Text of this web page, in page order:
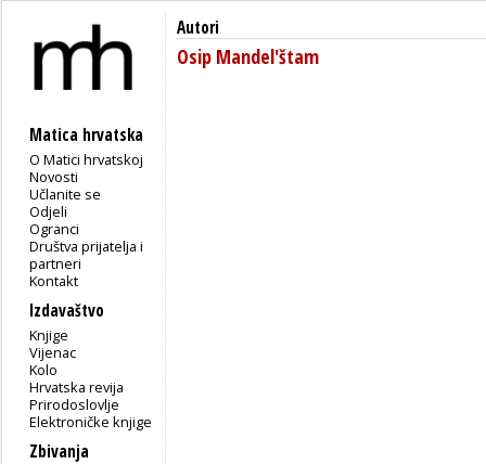
Matica hrvatska
O Matici hrvatskoj
Novosti
Učlanite se
Odjeli
Ogranci
Društva prijatelja i
partneri
Kontakt
Izdavaštvo
Knjige
Vijenac
Kolo
Hrvatska revija
Prirodoslovlje
Elektroničke knjige
Zbivanja
Autori
Osip Mandel'štam